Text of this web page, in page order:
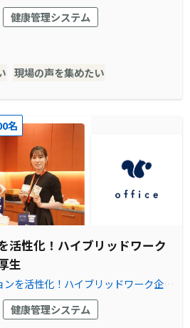
健康管理システム
現場の声を集めたい
名
活性化！ハイブリッドワーク
生
ンを活性化！ハイブリッドワーク企業
office (スナックミーオフィス)
健康管理システム